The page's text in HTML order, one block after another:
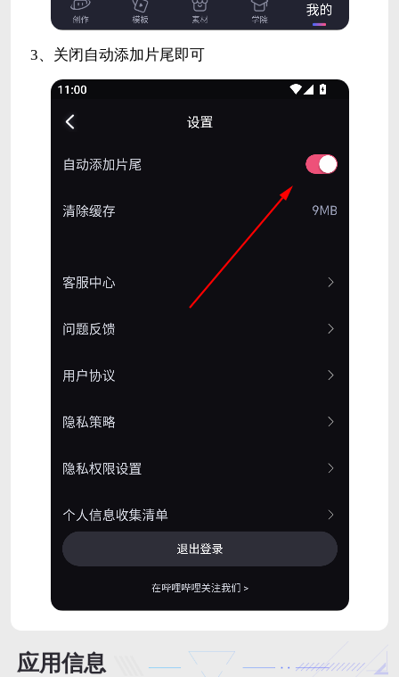
3、关闭自动添加片尾即可
应用信息